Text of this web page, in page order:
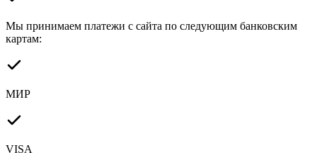
Мы принимаем платежи с сайта по следующим банковским
картам:
МИР
VISA